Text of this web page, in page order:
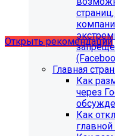
Открыть рекомендации
Главная
Как
через
Как
главной